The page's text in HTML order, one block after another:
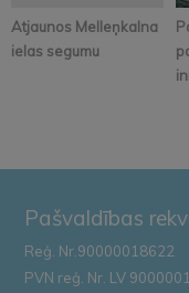
Atjaunos Melleņkalna
ielas segumu
Pašvaldības
Reģ. Nr.90000018622
PVN reģ. Nr. LV